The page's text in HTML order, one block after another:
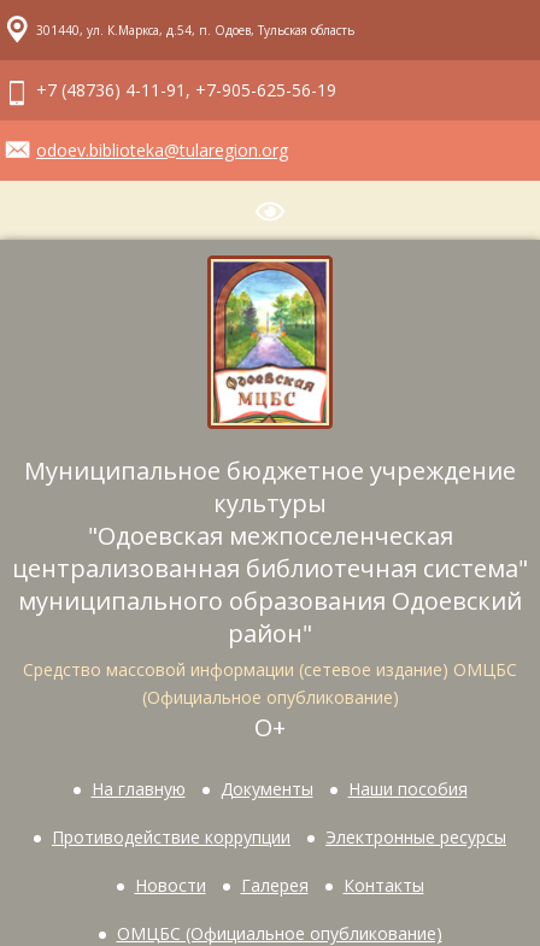
301440, ул. К.Маркса, д.54, п. Одоев, Тульская область
+7 (48736) 4-11-91, +7-905-625-56-19
odoev.biblioteka@tularegion.org
Муниципальное бюджетное учреждение
культуры
"Одоевская межпоселенческая
централизованная библиотечная система"
муниципального образования Одоевский
район"
Средство массовой информации (сетевое издание) ОМЦБС
(Официальное опубликование)
О+
На главную Документы Наши пособия
Противодействие коррупции Электронные ресурсы
Новости Галерея Контакты
ОМЦБС (Официальное опубликование)